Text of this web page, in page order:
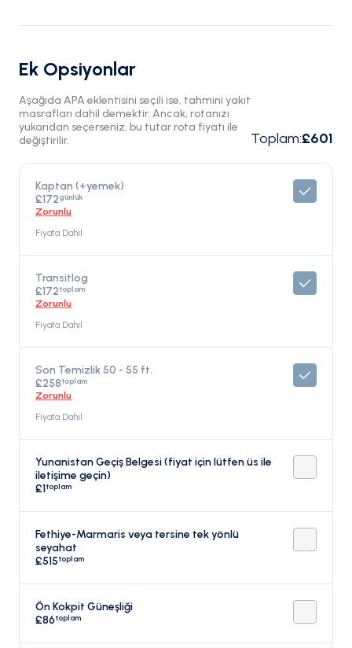
Ek Opsiyonlar
Aşağıda APA eklentisini seçili ise, tahmini yakıt
masrafları dahil demektir. Ancak, rotanızı
yukarıdan seçerseniz, bu tutar rota fiyatı ile
değiştirilir.
Toplam:£601
Kaptan (+yemek)
£172günlük
Zorunlu
Fiyata Dahil
Transitlog
£172toplam
Zorunlu
Fiyata Dahil
Son Temizlik 50 - 55 ft.
£258toplam
Zorunlu
Fiyata Dahil
Yunanistan Geçiş Belgesi (fiyat için lütfen üs ile
iletişime geçin)
£1toplam
Fethiye-Marmaris veya tersine tek yönlü
seyahat
£515toplam
Ön Kokpit Güneşliği
£86toplam